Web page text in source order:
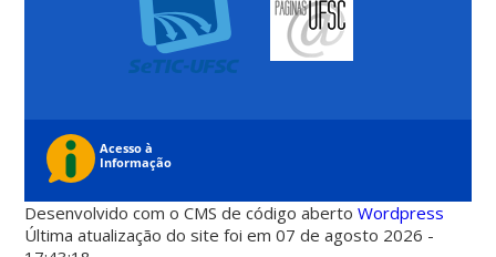
Desenvolvido com o CMS de código abertoWordpress
Última atualização do site foi em 07 de agosto 2026 -